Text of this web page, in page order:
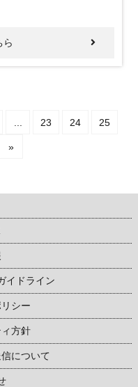
ら
... 23 24 25
»
イドライン
シー
方針
について